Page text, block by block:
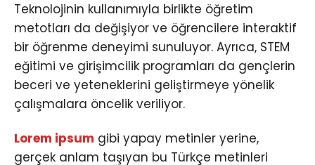
Teknolojinin kullanımıyla birlikte öğretim
metotları da değişiyor ve öğrencilere interaktif
bir öğrenme deneyimi sunuluyor. Ayrıca, STEM
eğitimi ve girişimcilik programları da gençlerin
beceri ve yeteneklerini geliştirmeye yönelik
çalışmalara öncelik veriliyor.
Lorem ipsum gibi yapay metinler yerine,
gerçek anlam taşıyan bu Türkçe metinleri